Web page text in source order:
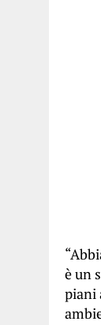
è un
piani